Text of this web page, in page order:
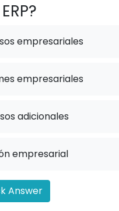
empresariales
empresariales
adicionales
empresarial
Answer